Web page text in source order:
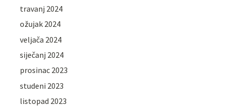
travanj 2024
ožujak 2024
veljača 2024
siječanj 2024
prosinac 2023
studeni 2023
listopad 2023